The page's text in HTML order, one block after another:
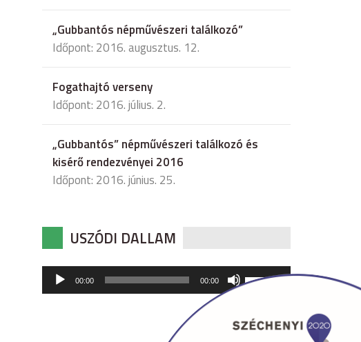
„Gubbantós népművészeri találkozó”
Időpont: 2016. augusztus. 12.
Fogathajtó verseny
Időpont: 2016. július. 2.
„Gubbantós” népművészeri találkozó és
kisérő rendezvényei 2016
Időpont: 2016. június. 25.
USZÓDI DALLAM
Audió
lejátszó
00:00 00:00
hangerő
csökkentéséhez